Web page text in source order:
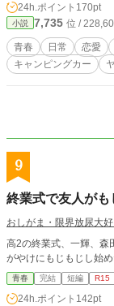
24h.ポイント 170pt
小説 7,735 位 /
青春 日常 恋愛
キャンピングカー
9
終業式で友人が
おしがま・限界放尿大
高2の終業式、一輝、森
がやけにもじもじし始
青春 完結 短編 R15
24h.ポイント 142pt